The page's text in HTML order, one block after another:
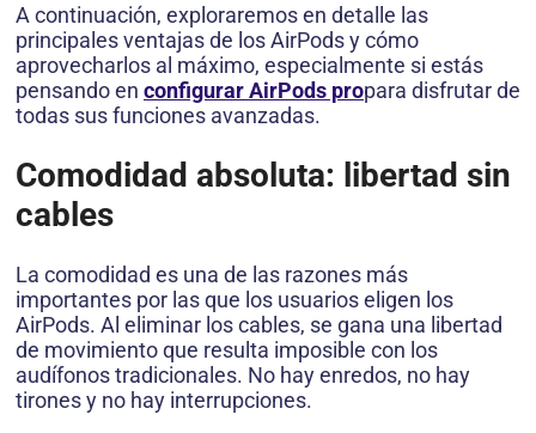
A continuación, exploraremos en detalle las
principales ventajas de los AirPods y cómo
aprovecharlos al máximo, especialmente si estás
pensando en configurar AirPods propara disfrutar de
todas sus funciones avanzadas.
Comodidad absoluta: libertad sin
cables
La comodidad es una de las razones más
importantes por las que los usuarios eligen los
AirPods. Al eliminar los cables, se gana una libertad
de movimiento que resulta imposible con los
audífonos tradicionales. No hay enredos, no hay
tirones y no hay interrupciones.